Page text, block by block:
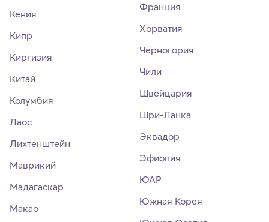
Кения
Кипр
Киргизия
Китай
Колумбия
Лаос
Лихтенштейн
Маврикий
Мадагаскар
Макао
Франция
Хорватия
Черногория
Чили
Швейцария
Шри-Ланка
Эквадор
Эфиопия
ЮАР
Южная Корея